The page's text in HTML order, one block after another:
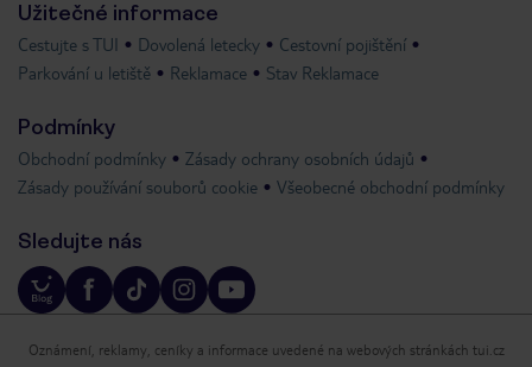
Užitečné informace
Cestujte s TUI Dovolená letecky
Cestovní pojištění
Parkování u letiště
Reklamace Stav Reklamace
Podmínky
Obchodní podmínky
Zásady ochrany osobních údajů
Zásady používání souborů cookie
Všeobecné obchodní podmínky
Sledujte nás
Oznámení, reklamy, ceníky a informace uvedené na webových stránkách tui.cz